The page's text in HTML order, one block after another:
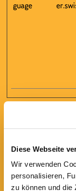
Diese Webseite
Wir verwenden
personalisieren,
zu können und die
guage
Statistik-Cookies
indem
werden.